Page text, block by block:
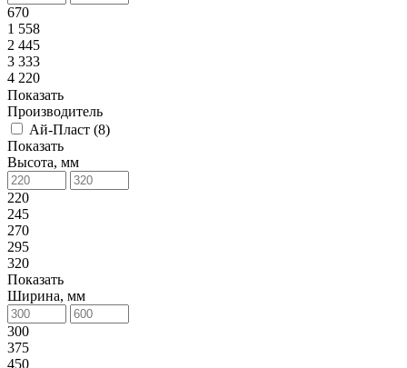
670
1 558
2 445
3 333
4 220
Показать
Производитель
Ай-Пласт (8)
Показать
Высота, мм
220
245
270
295
320
Показать
Ширина, мм
300
375
450